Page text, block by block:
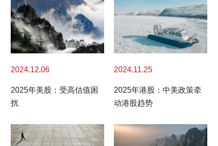
2024.12.06
2025年美股：受高估值困
扰
2024.11.25
2025年港股：中美政策牵
动港股趋势